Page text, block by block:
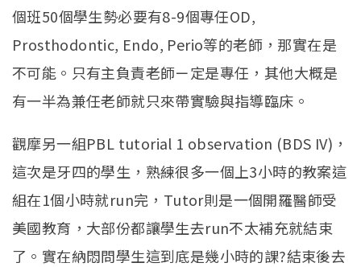
個班50個學生勢必要有8-9個專任OD,
Prosthodontic, Endo, Perio等的老師，那實在是
不可能。只有主負責老師ㄧ定是專任，其他大概是
有一半為兼任老師就只來帶實驗與指導臨床。
觀摩另一組PBL tutorial 1 observation (BDS IV)，
這次是牙四的學生，熟練很多一個上3小時的教案這
組在1個小時就run完，Tutor則是一個開羅醫師受
美國教育，大部份都讓學生去run不太補充就結束
了。實在納悶問學生這到底是幾小時的課?結束後去